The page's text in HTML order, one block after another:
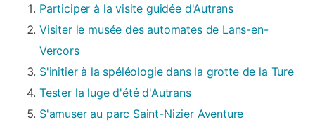
Participer à la visite guidée d'Autrans
Visiter le musée des automates de Lans-en-
Vercors
S'initier à la spéléologie dans la grotte de la Ture
Tester la luge d'été d'Autrans
S'amuser au parc Saint-Nizier Aventure